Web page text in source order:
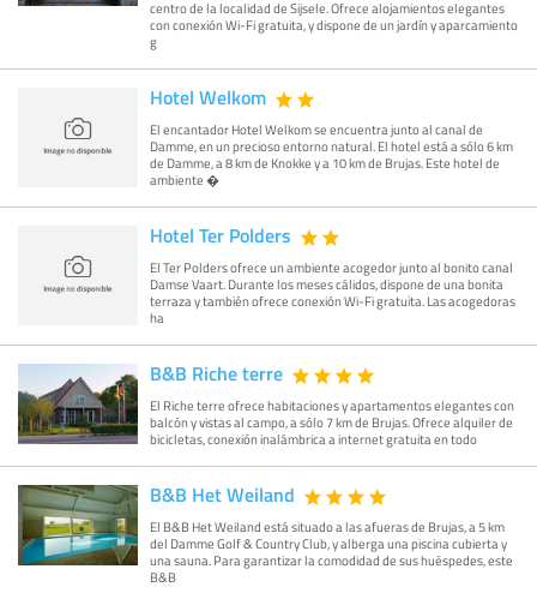
centro de la localidad de Sijsele. Ofrece alojamientos elegantes
con conexión Wi-Fi gratuita, y dispone de un jardín y aparcamiento
g
Hotel Welkom
El encantador Hotel Welkom se encuentra junto al canal de
Damme, en un precioso entorno natural. El hotel está a sólo 6 km
de Damme, a 8 km de Knokke y a 10 km de Brujas. Este hotel de
ambiente �
Hotel Ter Polders
El Ter Polders ofrece un ambiente acogedor junto al bonito canal
Damse Vaart. Durante los meses cálidos, dispone de una bonita
terraza y también ofrece conexión Wi-Fi gratuita. Las acogedoras
ha
B&B Riche terre
El Riche terre ofrece habitaciones y apartamentos elegantes con
balcón y vistas al campo, a sólo 7 km de Brujas. Ofrece alquiler de
bicicletas, conexión inalámbrica a internet gratuita en todo
B&B Het Weiland
El B&B Het Weiland está situado a las afueras de Brujas, a 5 km
del Damme Golf & Country Club, y alberga una piscina cubierta y
una sauna. Para garantizar la comodidad de sus huéspedes, este
B&B